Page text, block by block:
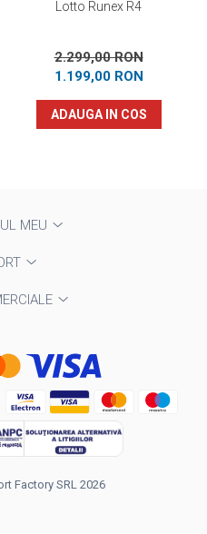
Lotto Runex R4
2.299,00 RON
1.199,00 RON
ADAUGA IN COS
MEU
Factory SRL 2026